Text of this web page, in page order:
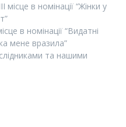
в номінації “Жінки у
в номінації “Видатні
мене вразила”
та нашими